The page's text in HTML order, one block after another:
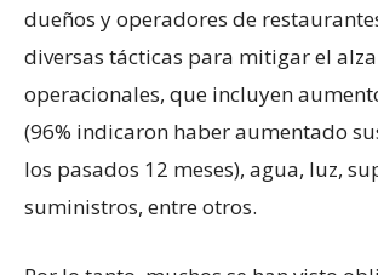
dueños y operadores de
diversas tácticas para mitigar el alza
operacionales, que incluyen
(96% indicaron haber aumentado
los pasados 12 meses), agua, luz,
suministros, entre otros.